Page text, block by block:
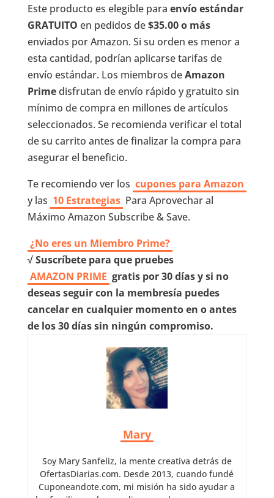
Este producto es elegible para envío estándar
GRATUITO en pedidos de$35.00 o más
enviados por Amazon. Si su orden es menor a
esta cantidad, podrían aplicarse tarifas de
envío estándar. Los miembros deAmazon
Primedisfrutan de envío rápido y gratuito sin
mínimo de compra en millones de artículos
seleccionados. Se recomienda verificar el total
de su carrito antes de finalizar la compra para
asegurar el beneficio.
Te recomiendo ver los cupones para Amazon
y las 10 Estrategias Para Aprovechar al
Máximo Amazon Subscribe & Save.
¿No eres un Miembro Prime?
√ Suscríbete para que pruebes
AMAZON PRIME gratis por 30 días y si no
deseas seguir con la membresía puedes
cancelar en cualquier momento en o antes
de los 30 días sin ningún compromiso.
Mary
Soy Mary Sanfeliz, la mente creativa detrás de
OfertasDiarias.com. Desde 2013, cuando fundé
Cuponeandote.com, mi misión ha sido ayudar a